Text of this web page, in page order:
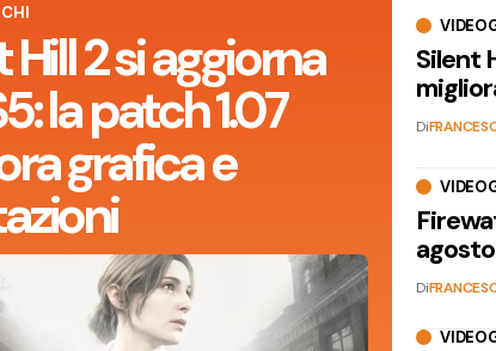
Hill 2 si aggiorna
la patch 1.07
grafica e
Silent
Di
Di